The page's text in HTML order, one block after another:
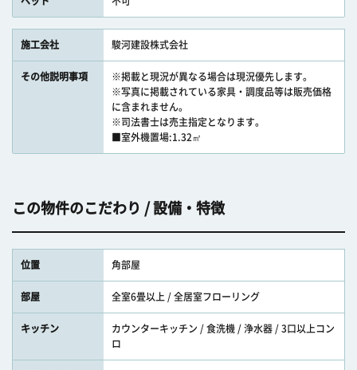
施工会社 駿河建設株式会社
その他説明事項
※掲載と現況が異なる場合は現況優先します。
※写真に掲載されている家具・調度品等は販売価格
に含まれません。
※司法書士は売主指定となります。
■室外機置場:1.32㎡
この物件のこだわり / 設備・特徴
位置 角部屋
部屋 全室6畳以上 / 全居室フローリング
キッチン
カウンターキッチン / 食洗機 / 浄水器 / 3口以上コン
ロ